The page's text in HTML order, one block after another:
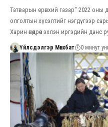
Татварын ерөнхий газар" 2022 оны
олголтын хүсэлтийг нэгдүгээр
Харин өнөөдрөөс эхлэн иргэдийн данс
Үйлсдэлгэр Мөнхбат 0 минут